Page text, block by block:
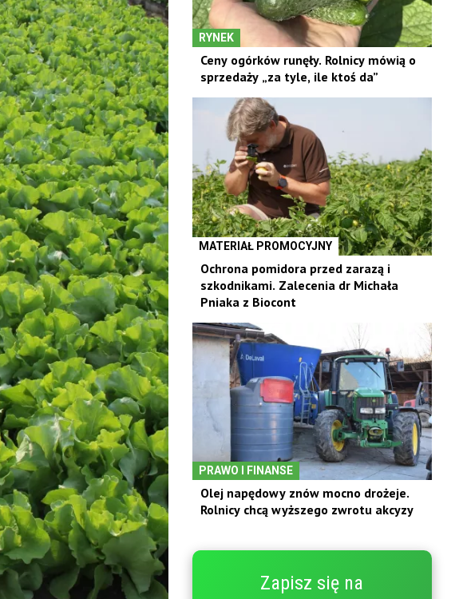
RYNEK
Ceny ogórków runęły. Rolnicy mówią o
sprzedaży „za tyle, ile ktoś da”
MATERIAŁ PROMOCYJNY
Ochrona pomidora przed zarazą i
szkodnikami. Zalecenia dr Michała
Pniaka z Biocont
PRAWO I FINANSE
Olej napędowy znów mocno drożeje.
Rolnicy chcą wyższego zwrotu akcyzy
Zapisz się na